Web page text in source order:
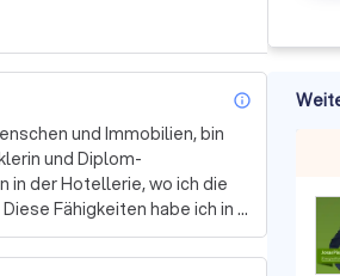
und Immobilien, bin
und Diplom-
in der Hotellerie, wo ich die
Fähigkeiten habe ich in
Service zu bieten.
einzigartige Fähigkeiten